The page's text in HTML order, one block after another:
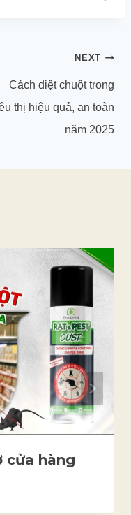
NEXT
Cách diệt chuột trong
thị hiệu quả, an toàn
năm 2025
cửa hàng